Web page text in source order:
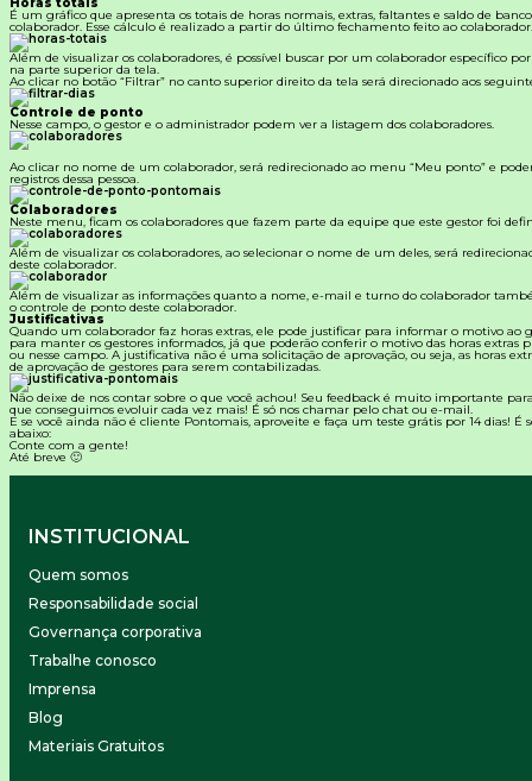
É um gráfico que apresenta os totais de horas normais, extras, faltantes e saldo de
colaborador. Esse cálculo é realizado a partir do último fechamento feito ao colaborador.
Além de visualizar os colaboradores, é possível buscar por um colaborador específico
na parte superior da tela.
Ao clicar no botão “Filtrar” no canto superior direito da tela será direcionado aos
Controle de ponto
Nesse campo, o gestor e o administrador podem ver a listagem dos colaboradores.
Ao clicar no nome de um colaborador, será redirecionado ao menu “Meu ponto” e
registros dessa pessoa.
Colaboradores
Neste menu, ficam os colaboradores que fazem parte da equipe que este gestor foi
Além de visualizar os colaboradores, ao selecionar o nome de um deles, será
deste colaborador.
Além de visualizar as informações quanto a nome, e-mail e turno do colaborador
o controle de ponto deste colaborador.
Justificativas
Quando um colaborador faz horas extras, ele pode justificar para informar o motivo ao
para manter os gestores informados, já que poderão conferir o motivo das horas extras
ou nesse campo. A justificativa não é uma solicitação de aprovação, ou seja, as horas
de aprovação de gestores para serem contabilizadas.
Não deixe de nos contar sobre o que você achou! Seu feedback é muito importante
que conseguimos evoluir cada vez mais! É só nos chamar pelo chat ou e-mail.
E se você ainda não é cliente Pontomais, aproveite e faça um teste grátis por 14 dias! É
abaixo:
Conte com a gente!
Até breve 🙂
INSTITUCIONAL
Quem somos
Responsabilidade social
Governança corporativa
Trabalhe conosco
Imprensa
Blog
Materiais Gratuitos